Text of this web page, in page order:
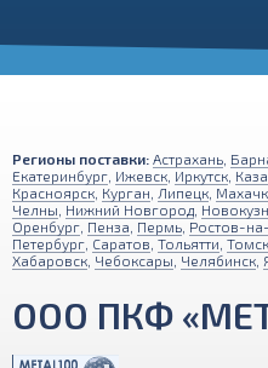
Регионы поставки: Астрахань
Екатеринбург Ижевск Иркутск
Красноярск Курган Липецк
Челны Нижний Новгород
Оренбург Пенза Пермь Ростов-
Петербург Саратов Тольятти Томск
Хабаровск Чебоксары Челябинск
ООО ПКФ